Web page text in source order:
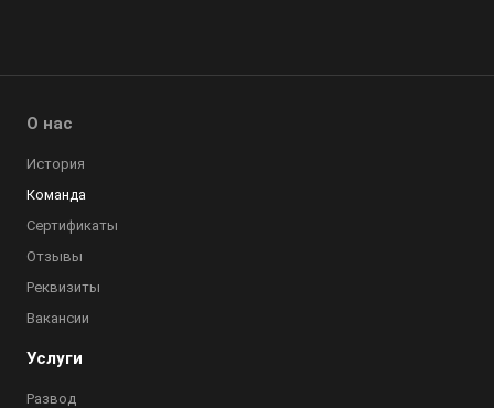
О нас
История
Команда
Сертификаты
Отзывы
Реквизиты
Вакансии
Услуги
Развод